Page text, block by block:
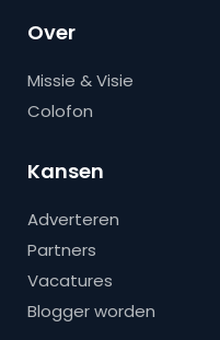
Over
Missie & Visie
Colofon
Kansen
Adverteren
Partners
Vacatures
Blogger worden